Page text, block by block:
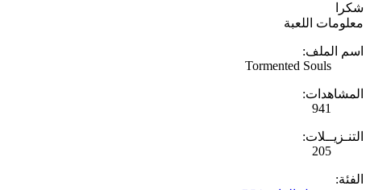
شكرا
معلومات اللعبة
اسم الملف:
Tormented Souls
المشاهدات:
941
التنـزيــلات:
205
الفئة: